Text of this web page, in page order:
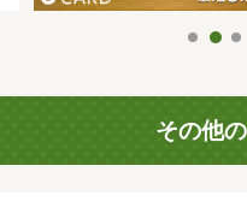
その他